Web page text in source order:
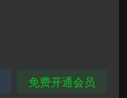
免费开通会员